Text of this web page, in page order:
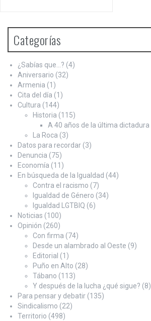
Categorías
¿Sabías que…? (4)
Aniversario (32)
Armenia (1)
Cita del día (1)
Cultura (144)
Historia (115)
A 40 años de la última dictadura
La Roca (3)
Datos para recordar (3)
Denuncia (75)
Economía (11)
En búsqueda de la Igualdad (44)
Contra el racismo (7)
Igualdad de Género (34)
Igualdad LGTBIQ (6)
Noticias (100)
Opinión (260)
Con firma (74)
Desde un alambrado al Oeste (9)
Editorial (1)
Puño en Alto (28)
Tábano (113)
Y después de la lucha ¿qué sigue? (8)
Para pensar y debatir (135)
Sindicalismo (22)
Territorio (498)